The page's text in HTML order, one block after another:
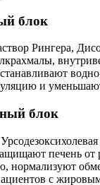
блок
Рингера,
и уменьшают
блок
печень от
нормализуют
с